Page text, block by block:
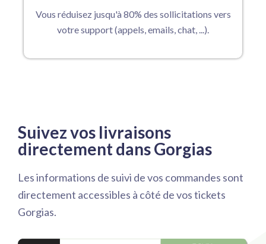
Vous réduisez jusqu'à 80% des sollicitations vers
votre support (appels, emails, chat, ...).
Suivez vos livraisons
directement dans Gorgias
Les informations de suivi de vos commandes sont
directement accessibles à côté de vos tickets
Gorgias.